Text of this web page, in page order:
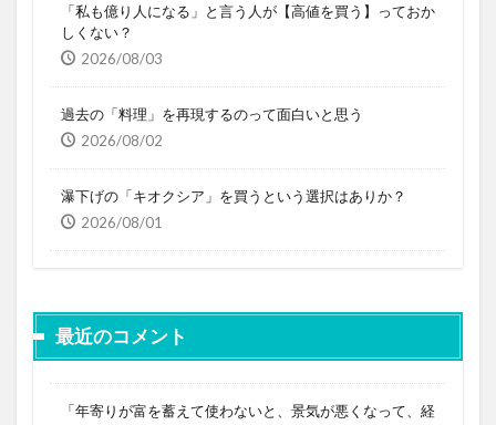
「私も億り人になる」と言う人が【高値を買う】っておか
しくない？
2026/08/03
過去の「料理」を再現するのって面白いと思う
2026/08/02
瀑下げの「キオクシア」を買うという選択はありか？
2026/08/01
最近のコメント
「年寄りが富を蓄えて使わないと、景気が悪くなって、経